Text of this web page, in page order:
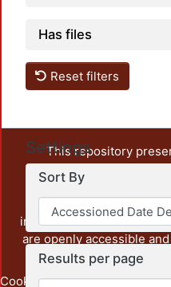
Has files
Reset filters
Settings
Sort By
Results per page
This repository
unrestricted open
output of UAM
administrative and
institution, as well as
are openly accessible
Cookie Privacy End User